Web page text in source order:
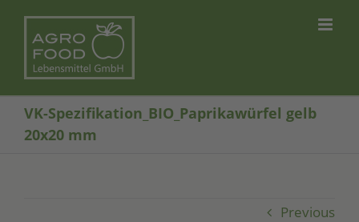
content
VK-Spezifikation_BIO_Paprikawürfel gelb
20x20 mm
Previous